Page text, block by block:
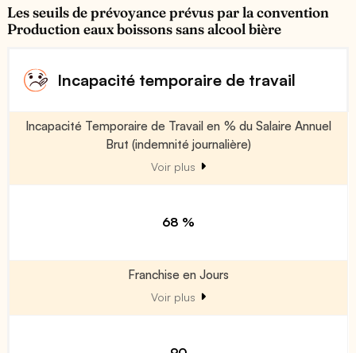
Les seuils de prévoyance prévus par la convention
Production eaux boissons sans alcool bière
Incapacité temporaire de travail
Incapacité Temporaire de Travail en % du Salaire Annuel
Brut (indemnité journalière)
Voir plus
68 %
Franchise en Jours
Voir plus